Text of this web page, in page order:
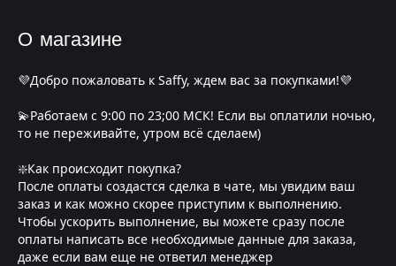
О магазине
💜Добро пожаловать к Saffy, ждем вас за покупками!💜
💫Работаем с 9:00 по 23;00 МСК! Если вы оплатили ночью,
то не переживайте, утром всё сделаем)
❇️Как происходит покупка?
После оплаты создастся сделка в чате, мы увидим ваш
заказ и как можно скорее приступим к выполнению.
Чтобы ускорить выполнение, вы можете сразу после
оплаты написать все необходимые данные для заказа,
даже если вам еще не ответил менеджер